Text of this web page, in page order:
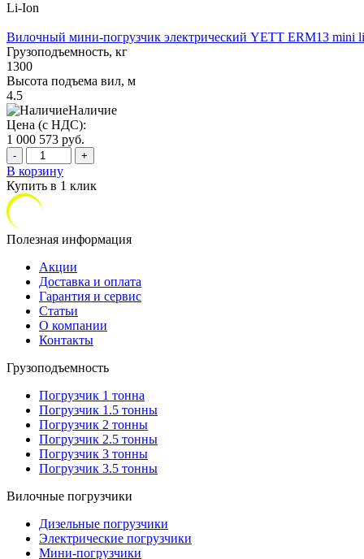
Li-Ion
Вилочный мини-погрузчик электрический YETT ERM13 mini
Грузоподъемность, кг
1300
Высота подъема вил, м
4.5
Наличие
Цена (с НДС):
1 000 573 руб.
- +
В корзину
Купить в 1 клик
Полезная информация
Акции
Доставка и оплата
Гарантия и сервис
Статьи
О компании
Контакты
Грузоподъемность
Погрузчик 1 тонна
Погрузчик 1.5 тонны
Погрузчик 2 тонны
Погрузчик 2.5 тонны
Погрузчик 3 тонны
Погрузчик 3.5 тонны
Вилочные погрузчики
Дизельные погрузчики
Электрические погрузчики
Мини-погрузчики